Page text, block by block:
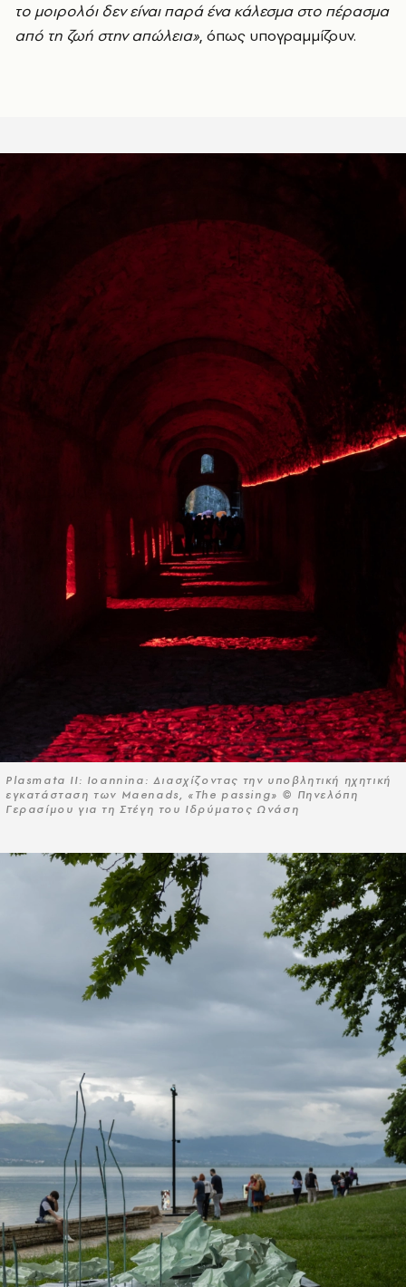
το μοιρολόι δεν είναι παρά ένα κάλεσμα στο πέρασμα
από τη ζωή στην απώλεια», όπως υπογραμμίζουν.
Plasmata II: Ioannina: Διασχίζοντας την υποβλητική ηχητική
εγκατάσταση των Maenads, «The passing» © Πηνελόπη
Γερασίμου για τη Στέγη του Ιδρύματος Ωνάση